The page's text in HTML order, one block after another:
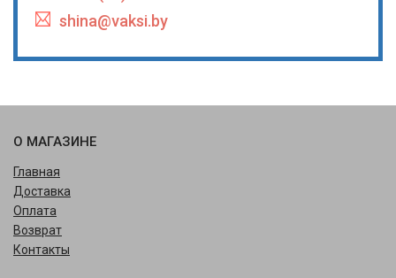
shina@vaksi.by
О МАГАЗИНЕ
Главная
Доставка
Оплата
Возврат
Контакты